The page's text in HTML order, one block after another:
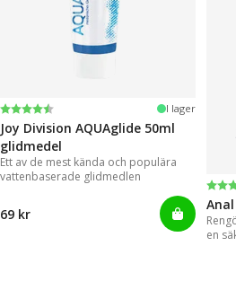
Betyg:
4.2 utav 5 stjärnor I lager
Joy Division AQUAglide 50ml
glidmedel
Ett av de mest kända och populära
vattenbaserade glidmedlen
69 kr
4.6
en